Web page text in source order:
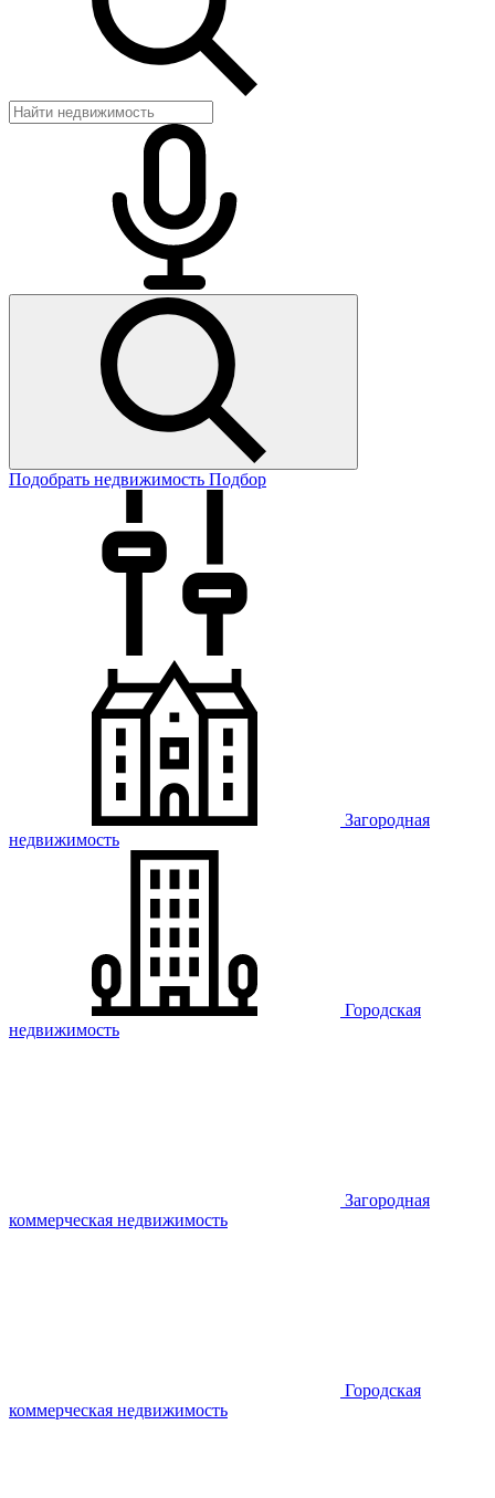
Подобрать недвижимость Подбор
Загородная
недвижимость
Городская
недвижимость
Загородная
коммерческая недвижимость
Городская
коммерческая недвижимость